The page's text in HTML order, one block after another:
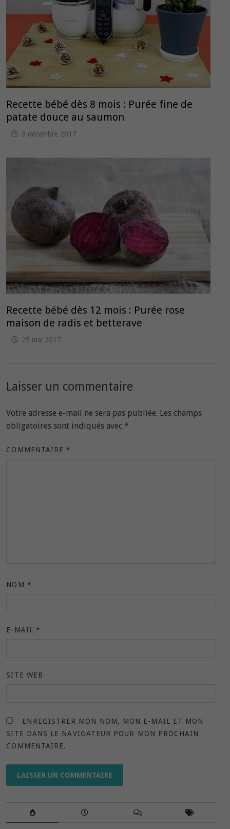
Recette bébé dès 8 mois : Purée fine de
patate douce au saumon
3 décembre 2017
Recette bébé dès 12 mois : Purée rose
maison de radis et betterave
25 mai 2017
Laisser un commentaire
Votre adresse e-mail ne sera pas publiée. Les champs
obligatoires sont indiqués avec *
COMMENTAIRE*
NOM *
E-MAIL *
SITE WEB
ENREGISTRER MON NOM, MON E-MAIL ET MON
SITE DANS LE NAVIGATEUR POUR MON PROCHAIN
COMMENTAIRE.